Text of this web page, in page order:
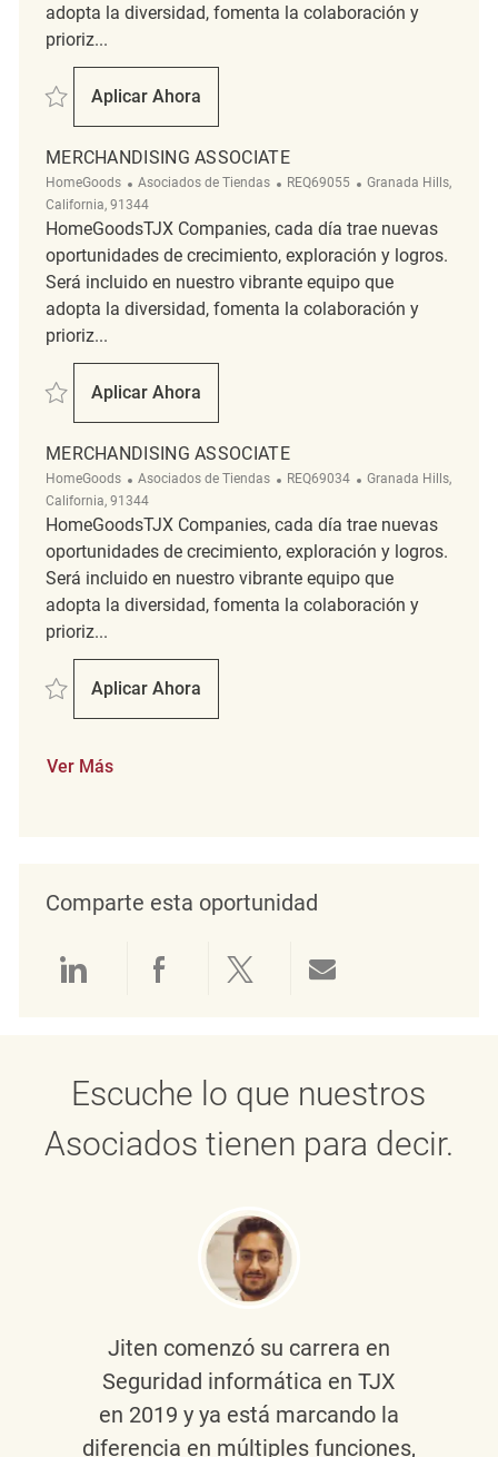
adopta la diversidad, fomenta la colaboración y
prioriz...
Salvar Merchandising Associate REQ140675
Aplicar Ahora
Merchandising Associate
MERCHANDISING ASSOCIATE
HomeGoods Categoría
Asociados de Tiendas ReqId
REQ69055 Ubicación
Granada Hills,
California, 91344
HomeGoodsTJX Companies, cada día trae nuevas
oportunidades de crecimiento, exploración y logros.
Será incluido en nuestro vibrante equipo que
adopta la diversidad, fomenta la colaboración y
prioriz...
Salvar Merchandising Associate REQ69055
Aplicar Ahora
Merchandising Associate
MERCHANDISING ASSOCIATE
HomeGoods Categoría
Asociados de Tiendas ReqId
REQ69034 Ubicación
Granada Hills,
California, 91344
HomeGoodsTJX Companies, cada día trae nuevas
oportunidades de crecimiento, exploración y logros.
Será incluido en nuestro vibrante equipo que
adopta la diversidad, fomenta la colaboración y
prioriz...
Salvar Merchandising Associate REQ69034
Aplicar Ahora
Merchandising Associate
Ver Más
Comparte esta oportunidad
Compartir a través de LinkedIn
Compartir a través de
Compartir a través
Escuche lo que nuestros
Asociados tienen para decir.
Jiten comenzó su carrera en
Seguridad informática en TJX
en 2019 y ya está marcando la
diferencia en múltiples funciones,